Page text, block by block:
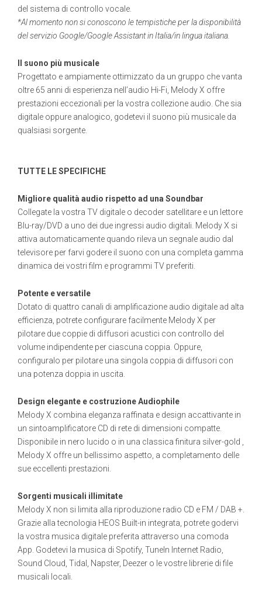
del sistema di controllo vocale.
*Al momento non si conoscono le tempistiche per la disponibilità
del servizio Google/Google Assistant in Italia/in lingua italiana.
Il suono più musicale
Progettato e ampiamente ottimizzato da un gruppo che vanta
oltre 65 anni di esperienza nell’audio Hi-Fi, Melody X offre
prestazioni eccezionali per la vostra collezione audio. Che sia
digitale oppure analogico, godetevi il suono più musicale da
qualsiasi sorgente.
TUTTE LE SPECIFICHE
Migliore qualità audio rispetto ad una Soundbar
Collegate la vostra TV digitale o decoder satellitare e un lettore
Blu-ray/DVD a uno dei due ingressi audio digitali. Melody X si
attiva automaticamente quando rileva un segnale audio dal
televisore per farvi godere il suono con una completa gamma
dinamica dei vostri film e programmi TV preferiti.
Potente e versatile
Dotato di quattro canali di amplificazione audio digitale ad alta
efficienza, potrete configurare facilmente Melody X per
pilotare due coppie di diffusori acustici con controllo del
volume indipendente per ciascuna coppia. Oppure,
configuralo per pilotare una singola coppia di diffusori con
una potenza doppia in uscita.
Design elegante e costruzione Audiophile
Melody X combina eleganza raffinata e design accattivante in
un sintoamplificatore CD di rete di dimensioni compatte.
Disponibile in nero lucido o in una classica finitura silver-gold ,
Melody X offre un bellissimo aspetto, a completamento delle
sue eccellenti prestazioni.
Sorgenti musicali illimitate
Melody X non si limita alla riproduzione radio CD e FM / DAB +.
Grazie alla tecnologia HEOS Built-in integrata, potrete godervi
la vostra musica digitale preferita attraverso una comoda
App. Godetevi la musica di Spotify, TuneIn Internet Radio,
Sound Cloud, Tidal, Napster, Deezer o le vostre librerie di file
musicali locali.